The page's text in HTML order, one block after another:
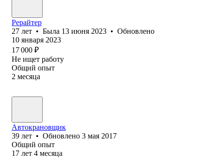
Рерайтер
27 лет • Была 13 июня 2023 • Обновлено
10 января 2023
17 000 ₽
Не ищет работу
Общий опыт
2 месяца
Автокрановщик
39 лет • Обновлено 3 мая 2017
Общий опыт
17 лет 4 месяца